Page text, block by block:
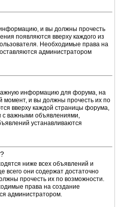
и вы должны прочесть
появляются вверху каждого из
Необходимые права на
администратором
информацию для форума, на
момент, и вы должны прочесть их по
вверху каждой страницы форума,
с важными объявлениями,
устанавливаются
ниже всех объявлений и
всего они содержат достаточно
прочесть их по возможности.
права на создание
администратором.